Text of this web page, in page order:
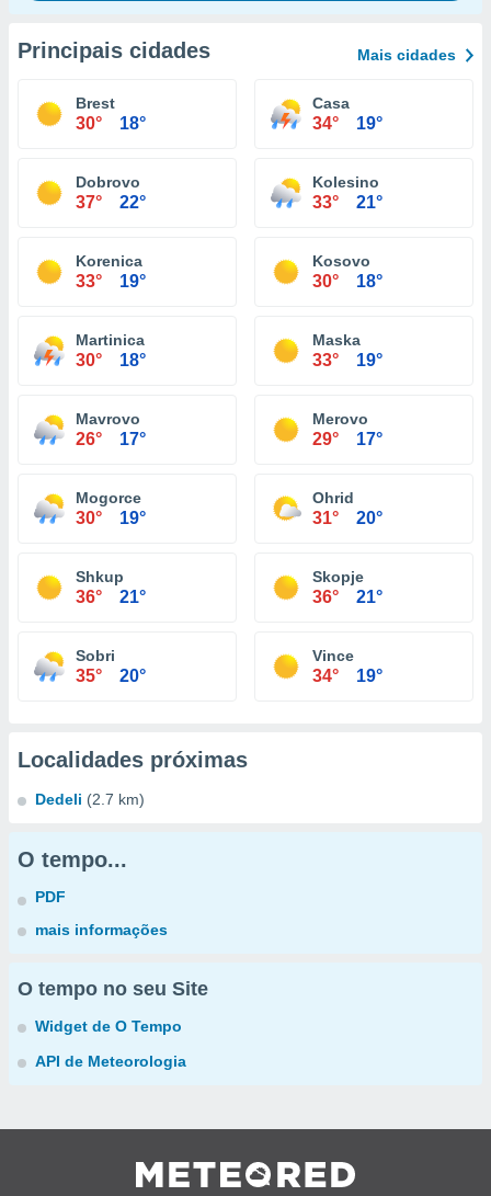
Principais cidades Mais cidades
Brest
30° 18°
Casa
34° 19°
Dobrovo
37° 22°
Kolesino
33° 21°
Korenica
33° 19°
Kosovo
30° 18°
Martinica
30° 18°
Maska
33° 19°
Mavrovo
26° 17°
Merovo
29° 17°
Mogorce
30° 19°
Ohrid
31° 20°
Shkup
36° 21°
Skopje
36° 21°
Sobri
35° 20°
Vince
34° 19°
Localidades próximas
Dedeli (2.7 km)
O tempo...
PDF
mais informações
O tempo no seu Site
Widget de O Tempo
API de Meteorologia